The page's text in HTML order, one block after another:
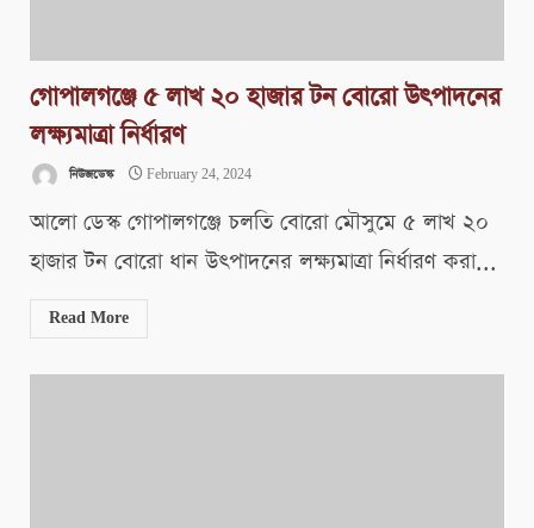
গোপালগঞ্জে ৫ লাখ ২০ হাজার টন বোরো উৎপাদনের
লক্ষ্যমাত্রা নির্ধারণ
নিউজডেস্ক February 24, 2024
আলো ডেস্ক গোপালগঞ্জে চলতি বোরো মৌসুমে ৫ লাখ ২০
হাজার টন বোরো ধান উৎপাদনের লক্ষ্যমাত্রা নির্ধারণ করা...
Read More